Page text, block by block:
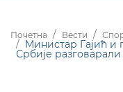
Почетна Вести
Министар Гајић
Србије